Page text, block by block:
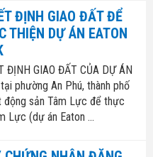
ĐỊNH GIAO ĐẤT ĐỂ
THIỆN DỰ ÁN EATON
ĐỊNH GIAO ĐẤT CỦA DỰ ÁN
phường An Phú, thành phố
sản Tâm Lực để thực
Lực (dự án Eaton ...